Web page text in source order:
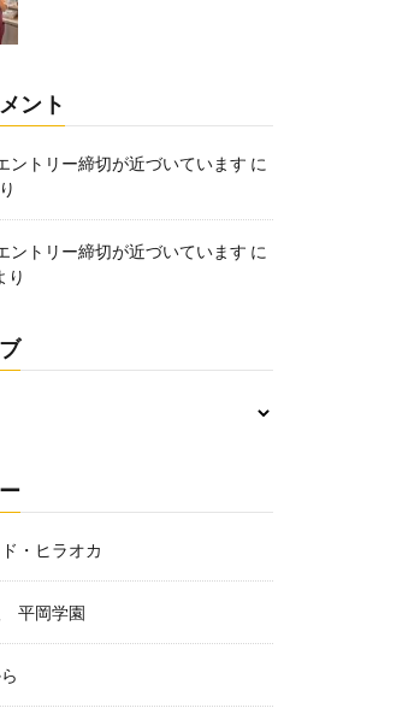
ント
ントリー締切が近づいています に
ントリー締切が近づいています に
り
・ヒラオカ
平岡学園